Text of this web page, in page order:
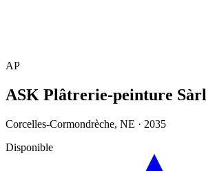
AP
ASK Plâtrerie-peinture Sàrl
Corcelles-Cormondrèche, NE · 2035
Disponible